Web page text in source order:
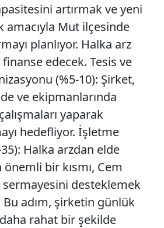
artırmak ve yeni
amacıyla Mut ilçesinde
planlıyor. Halka arz
finanse edecek. Tesis ve
(%5-10): Şirket,
ve ekipmanlarında
yaparak
hedefliyor. İşletme
Halka arzdan elde
bir kısmı, Cem
sermayesini desteklemek
Bu adım, şirketin günlük
rahat bir şekilde